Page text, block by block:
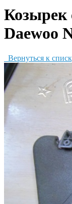
Козырек
Daewoo
Вернуться к